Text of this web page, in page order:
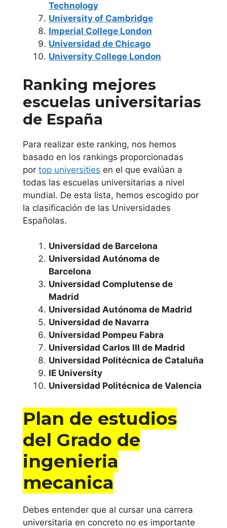
Comillas
Universidad Rey
Juan Carlos
Pablo C.E.U.
Comunidad
Navarra
Universidad de
Navarra
Navarra
Comunidad
Valenciana
Universidad de
Alicante
Universitat
Jaume I de
Castellón
Universidad
Miguel
Hernández de
Elche
Universidad
Politécnica de
Valéncia
Technology
University of Cambridge
Imperial College London
Universidad de Chicago
University College London
Ranking mejores
escuelas universitarias
de España
Para realizar este ranking, nos hemos
basado en los rankings proporcionadas
por top universities en el que evalúan a
todas las escuelas universitarias a nivel
mundial. De esta lista, hemos escogido por
la clasificación de las Universidades
Españolas.
Universidad de Barcelona
Universidad Autónoma de
Barcelona
Universidad Complutense de
Madrid
Universidad Autónoma de Madrid
Universidad de Navarra
Universidad Pompeu Fabra
Universidad Carlos III de Madrid
Universidad Politécnica de Cataluña
IE University
Universidad Politécnica de Valencia
Plan de estudios
del Grado de
ingenieria
mecanica
Debes entender que al cursar una carrera
universitaria en concreto no es importante